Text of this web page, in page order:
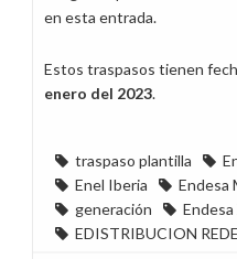
en esta entrada.
Estos traspasos tienen
enero del 2023.
traspaso plantilla
Enel Iberia
Endesa
generación
Endesa
EDISTRIBUCION